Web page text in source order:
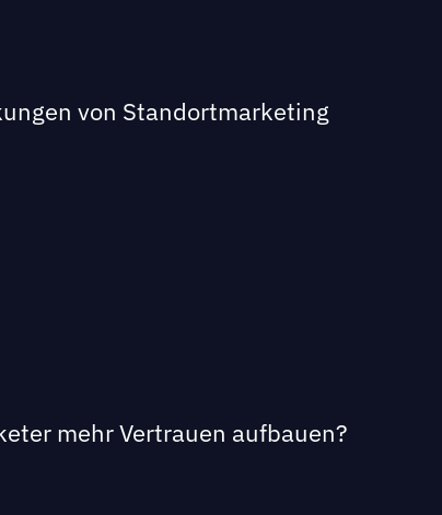
von Standortmarketing
mehr Vertrauen aufbauen?